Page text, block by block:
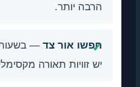
הרבה יותר.
חפשו אור צד— בשעות
יש זוויות תאורה